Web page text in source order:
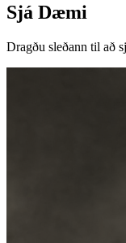
Sjá Dæmi
Dragðu sleðann til að